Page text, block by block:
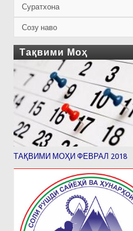
Суратхона
Созу наво
Тақвими Моҳ
ТАҚВИМИ МОҲИ ФЕВРАЛ 2018